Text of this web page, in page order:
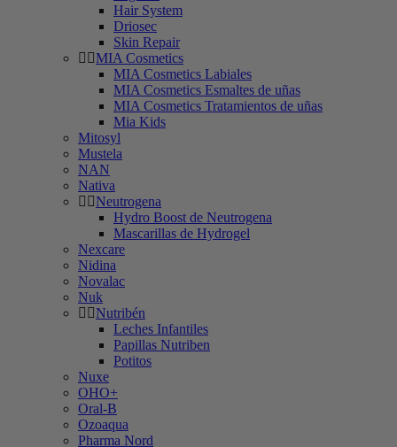
Hair System
Driosec
Skin Repair
MIA Cosmetics
MIA Cosmetics Labiales
MIA Cosmetics Esmaltes de uñas
MIA Cosmetics Tratamientos de uñas
Mia Kids
Mitosyl
Mustela
NAN
Nativa
Neutrogena
Hydro Boost de Neutrogena
Mascarillas de Hydrogel
Nexcare
Nidina
Novalac
Nuk
Nutribén
Leches Infantiles
Papillas Nutriben
Potitos
Nuxe
OHO+
Oral-B
Ozoaqua
Pharma Nord